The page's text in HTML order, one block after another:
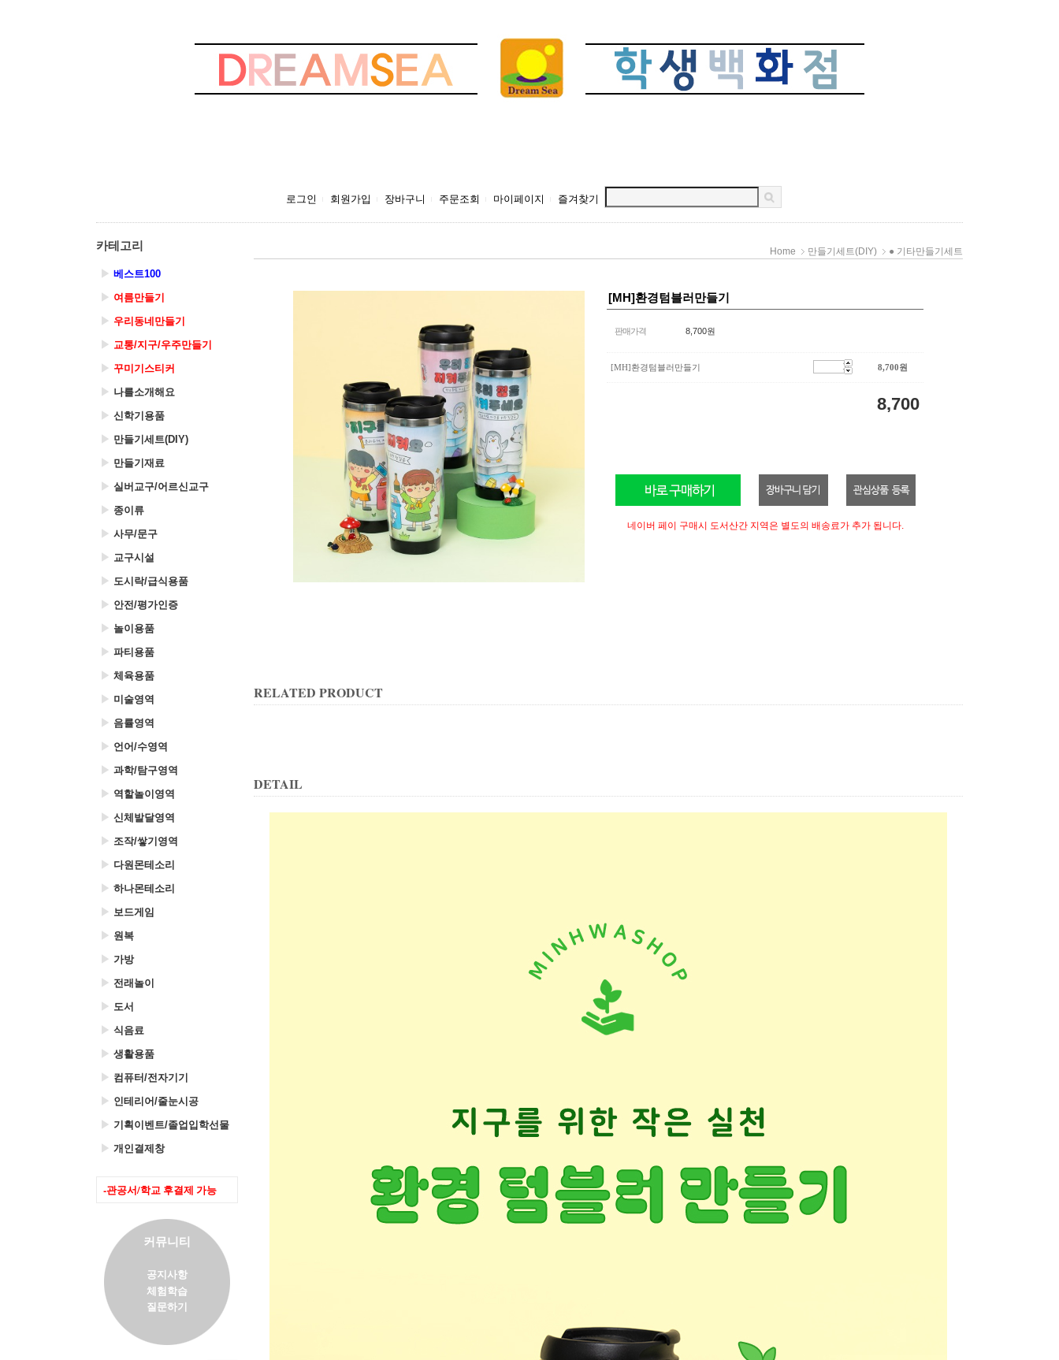
로그인 회원가입 장바구니 주문조회 마이페이지 즐겨찾기
카테고리
▶ 베스트100
▶ 여름만들기
▶ 우리동네만들기
▶ 교통/지구/우주만들기
▶ 꾸미기스티커
▶ 나를소개해요
▶ 신학기용품
▶ 만들기세트(DIY)
▶ 만들기재료
▶ 실버교구/어르신교구
▶ 종이류
▶ 사무/문구
▶ 교구시설
▶ 도시락/급식용품
▶ 안전/평가인증
▶ 놀이용품
▶ 파티용품
▶ 체육용품
▶ 미술영역
▶ 음률영역
▶ 언어/수영역
▶ 과학/탐구영역
▶ 역할놀이영역
▶ 신체발달영역
▶ 조작/쌓기영역
▶ 다원몬테소리
▶ 하나몬테소리
▶ 보드게임
▶ 원복
▶ 가방
▶ 전래놀이
▶ 도서
▶ 식음료
▶ 생활용품
▶ 컴퓨터/전자기기
▶ 인테리어/줄눈시공
▶ 기획이벤트/졸업입학선물
▶ 개인결제창
-관공서/학교 후결제 가능
커뮤니티
공지사항
체험학습
질문하기
Home 만들기세트(DIY) ● 기타만들기세트
[MH]환경텀블러만들기
판매가격 8,700원
[MH]환경텀블러만들기 8,700원
8,700
네이버 페이 구매시 도서산간 지역은 별도의 배송료가 추가 됩니다.
RELATED PRODUCT
DETAIL